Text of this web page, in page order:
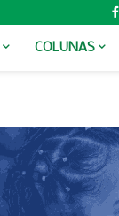
COLUNAS